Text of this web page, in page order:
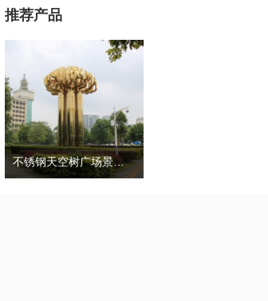
推荐产品
不锈钢天空树广场景观雕塑